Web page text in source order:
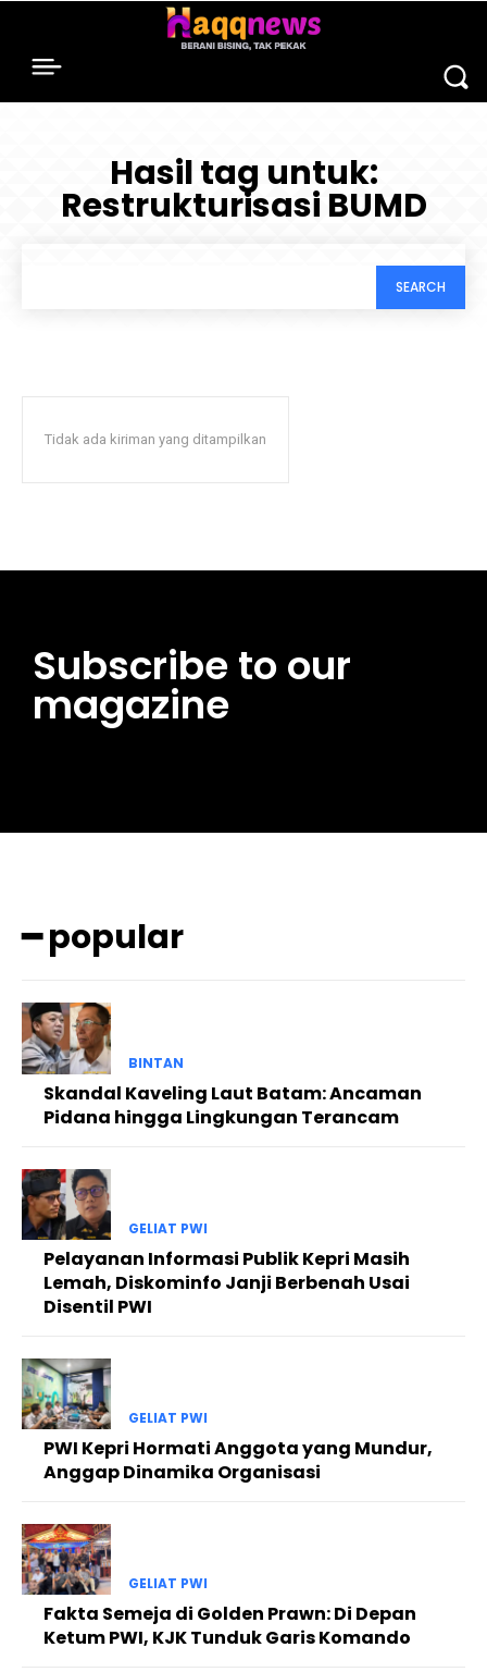
Hasil tag untuk:
Restrukturisasi BUMD
SEARCH
Tidak ada kiriman yang ditampilkan
Subscribe to our
magazine
━ popular
BINTAN
Skandal Kaveling Laut Batam: Ancaman
Pidana hingga Lingkungan Terancam
GELIAT PWI
Pelayanan Informasi Publik Kepri Masih
Lemah, Diskominfo Janji Berbenah Usai
Disentil PWI
GELIAT PWI
PWI Kepri Hormati Anggota yang Mundur,
Anggap Dinamika Organisasi
GELIAT PWI
Fakta Semeja di Golden Prawn: Di Depan
Ketum PWI, KJK Tunduk Garis Komando